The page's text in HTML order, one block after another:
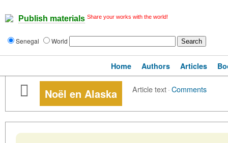
Publish materials Share your works with the world!
Senegal World
Home Authors Articles
Noël en Alaska Article text·Comments